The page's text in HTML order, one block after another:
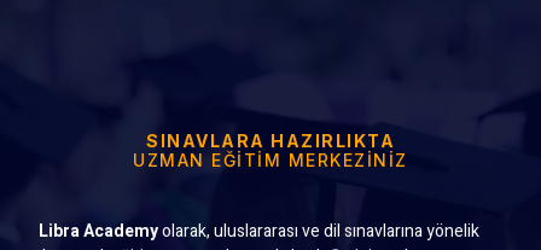
SINAVLARA HAZIRLIKTA
UZMAN EĞITIM MERKEZINIZ
Libra Academyolarak, uluslararası ve dil sınavlarına yönelik